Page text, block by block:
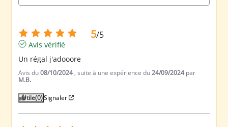
5/5
Avis vérifié
Un régal j'adooore
Avis du08/10/2024 , suite à une expérience du24/09/2024 par
M.B.
Utile(0)Signaler